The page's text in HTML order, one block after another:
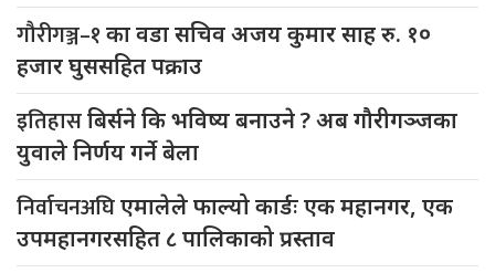
गौरीगञ्ज–१का वडा सचिव अजय कुमार साह रु. १०
हजार घुससहित पक्राउ
इतिहासबिर्सने कि भविष्य बनाउने ? अब गौरीगञ्जका
युवाले निर्णय गर्ने बेला
निर्वाचनअघिएमालेले फाल्यो कार्डः एक महानगर, एक
उपमहानगरसहित ८ पालिकाको प्रस्ताव